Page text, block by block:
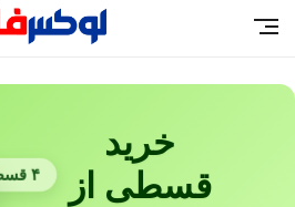
خرید
قسطی از
۴ قسط